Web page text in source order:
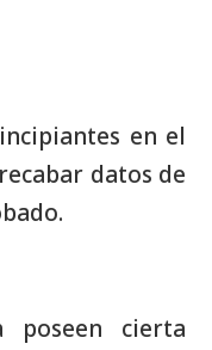
en el
datos de
poseen cierta